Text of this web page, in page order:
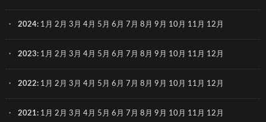
2024: 1月 2月 3月 4月 5月 6月 7月 8月 9月 10月 11月 12月
2023: 1月 2月 3月 4月 5月 6月 7月 8月 9月 10月 11月 12月
2022: 1月 2月 3月 4月 5月 6月 7月 8月 9月 10月 11月 12月
2021: 1月 2月 3月 4月 5月 6月 7月 8月 9月 10月 11月 12月